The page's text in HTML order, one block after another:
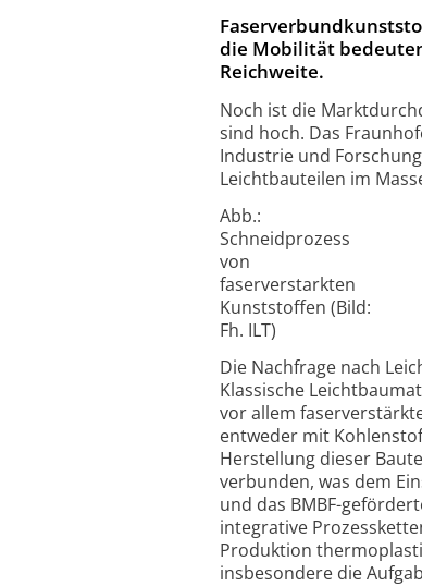
die Mobilität
Reichweite.
Noch ist die
sind hoch. Das
Industrie und
Leichtbauteilen im
Abb.:
Schneidprozess
von
faserverstarkten
Kunststoffen (Bild:
Fh. ILT)
Die Nachfrage nach
Klassische
vor allem
entweder mit
Herstellung dieser
verbunden, was dem
und das BMBF-
integrative
Produktion
insbesondere die